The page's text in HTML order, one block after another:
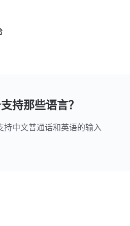
持那些语言？
持中文普通话和英语的输入